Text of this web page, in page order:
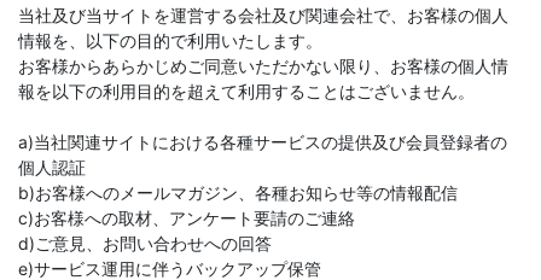
当社及び当サイトを運営する会社及び関連会社で、お客様の個人
情報を、以下の目的で利用いたします。
お客様からあらかじめご同意いただかない限り、お客様の個人情
報を以下の利用目的を超えて利用することはございません。
a)当社関連サイトにおける各種サービスの提供及び会員登録者の
個人認証
b)お客様へのメールマガジン、各種お知らせ等の情報配信
c)お客様への取材、アンケート要請のご連絡
d)ご意見、お問い合わせへの回答
e)サービス運用に伴うバックアップ保管